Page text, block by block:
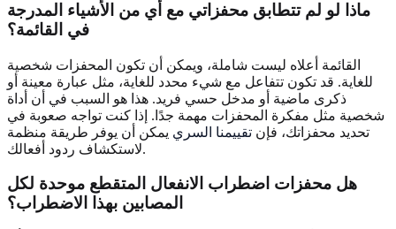
ماذا لو لم تتطابق محفزاتي مع أي من الأشياء المدرجة
في القائمة؟
القائمة أعلاه ليست شاملة، ويمكن أن تكون المحفزات شخصية
للغاية. قد تكون تتفاعل مع شيء محدد للغاية، مثل عبارة معينة أو
ذكرى ماضية أو مدخل حسي فريد. هذا هو السبب في أن أداة
شخصية مثل مفكرة المحفزات مهمة جدًا. إذا كنت تواجه صعوبة في
تحديد محفزاتك، فإن تقييمنا السري يمكن أن يوفر طريقة منظمة
لاستكشاف ردود أفعالك.
هل محفزات اضطراب الانفعال المتقطع موحدة لكل
المصابين بهذا الاضطراب؟